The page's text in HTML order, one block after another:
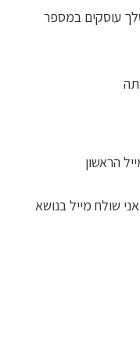
עוסקים במספר
הראשון
שולח מייל בנושא